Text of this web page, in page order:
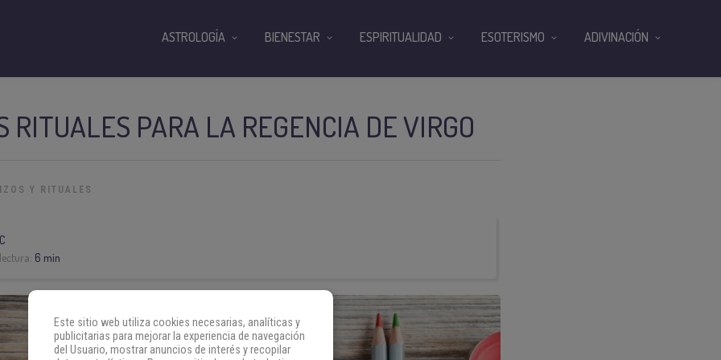
RITUALES PARA LA REGENCIA DE VIRGO
Y RITUALES
6 min
ASTROLOGÍA BIENESTAR ESPIRITUALIDAD ESOTERISMO ADIVINACIÓN
Este sitio web utiliza cookies necesarias, analíticas y
publicitarias para mejorar la experiencia de navegación
del Usuario, mostrar anuncios de interés y recopilar